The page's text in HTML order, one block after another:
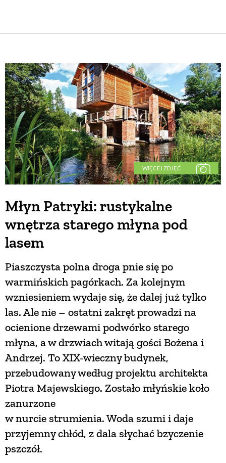
WIĘCEJ ZDJĘĆ
Młyn Patryki: rustykalne
wnętrza starego młyna pod
lasem
Piaszczysta polna droga pnie się po
warmińskich pagórkach. Za kolejnym
wzniesieniem wydaje się, że dalej już tylko
las. Ale nie – ostatni zakręt prowadzi na
ocienione drzewami podwórko starego
młyna, a w drzwiach witają gości Bożena i
Andrzej. To XIX-wieczny budynek,
przebudowany według projektu architekta
Piotra Majewskiego. Zostało młyńskie koło
zanurzone
w nurcie strumienia. Woda szumi i daje
przyjemny chłód, z dala słychać bzyczenie
pszczół.